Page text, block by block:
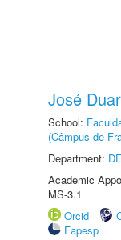
José
School:
(Câmpus de
Department:
Academic
MS-3.1
Orcid
Fapesp